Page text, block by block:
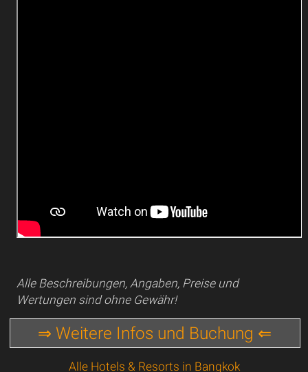
Alle Beschreibungen, Angaben, Preise und
Wertungen sind ohne Gewähr!
⇒ Weitere Infos und Buchung ⇐
Alle Hotels & Resorts in Bangkok